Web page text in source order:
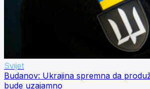
Svijet
Budanov: Ukrajina spremna da
bude uzajamno